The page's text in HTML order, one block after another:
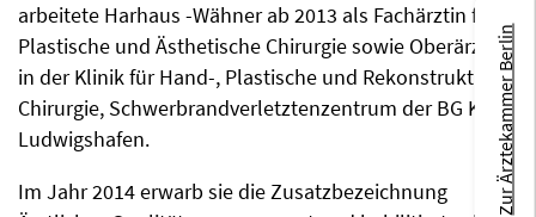
arbeitete Harhaus -Wähner ab 2013 als Fachärztin für
Plastische und Ästhetische Chirurgie sowie Oberärztin
in der Klinik für Hand-, Plastische und Rekonstruktive
Chirurgie, Schwerbrandverletztenzentrum der BG Klinik
Ludwigshafen.
Im Jahr 2014 erwarb sie die Zusatzbezeichnung
Zur Ärztekammer Berlin